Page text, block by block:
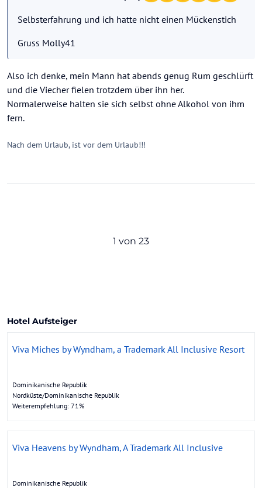
Selbsterfahrung und ich hatte nicht einen Mückenstich
Gruss Molly41
Also ich denke, mein Mann hat abends genug Rum geschlürft
und die Viecher fielen trotzdem über ihn her.
Normalerweise halten sie sich selbst ohne Alkohol von ihm
fern.
Nach dem Urlaub, ist vor dem Urlaub!!!
1 von 23
Hotel Aufsteiger
Viva Miches by Wyndham, a Trademark All Inclusive Resort
Dominikanische Republik
Nordküste/Dominikanische Republik
Weiterempfehlung: 71%
Viva Heavens by Wyndham, A Trademark All Inclusive
Dominikanische Republik